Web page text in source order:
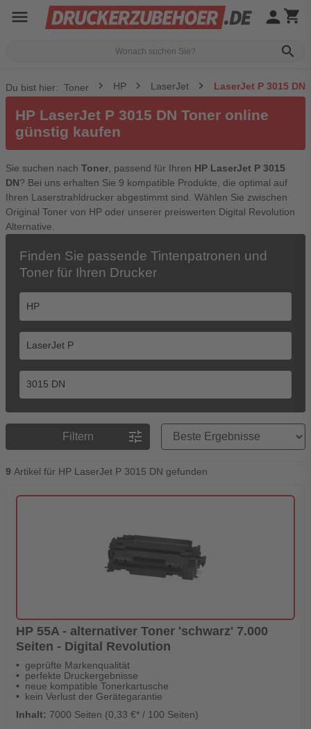
menu
search
person shopping_cart
Du bist hier: Toner HP LaserJet LaserJet P 3015 DN
HP LaserJet P 3015 DN Toner online
günstig kaufen
Sie suchen nach Toner , passend für Ihren HP LaserJet P 3015
DN? Bei uns erhalten Sie 9 kompatible Produkte, die optimal auf
Ihren Laserstrahldrucker abgestimmt sind. Wählen Sie zwischen
Original Toner von HP oder unserer preiswerten Digital Revolution
Alternative.
Finden Sie passende Tintenpatronen und
Toner für Ihren Drucker
Filtern tune
Preisreihenfolge
9 Artikel für HP LaserJet P 3015 DN gefunden
HP 55A - alternativer Toner 'schwarz' 7.000
Seiten - Digital Revolution
geprüfte Markenqualität
perfekte Druckergebnisse
neue kompatible Tonerkartusche
kein Verlust der Gerätegarantie
Inhalt: 7000 Seiten (0,33 €* / 100 Seiten)